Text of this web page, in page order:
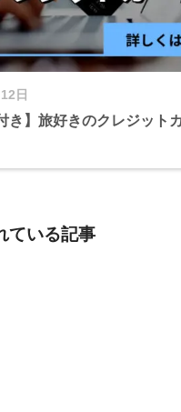
日
き】旅好きのクレジット
ている記事